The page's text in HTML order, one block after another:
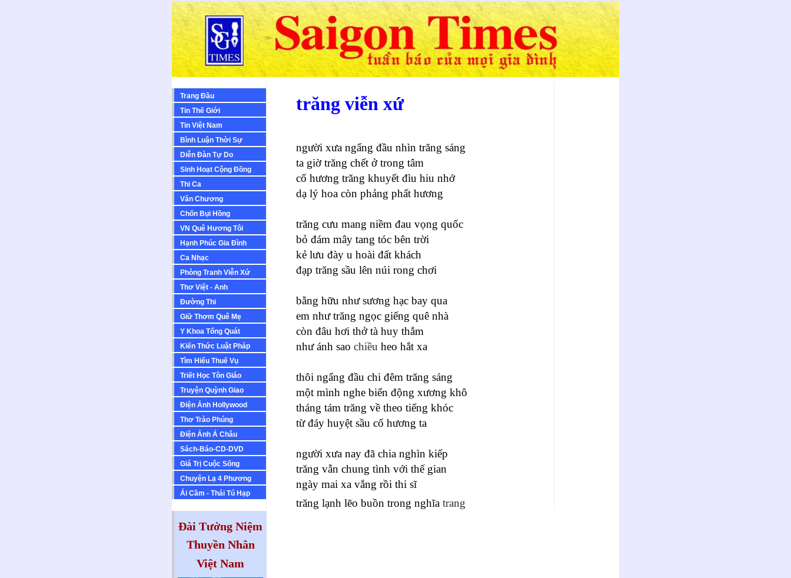
Trang Đầu
Tin Thế Giới
Tin Việt Nam
Bình Luận Thời Sự
Diễn Ðàn Tự Do
Sinh Hoạt Cộng Ðồng
Thi Ca
Văn Chương
Chốn Bụi Hồng
VN Quê Hương Tôi
Hạnh Phúc Gia Đình
Ca Nhạc
Phòng Tranh Viễn Xứ
Thơ Việt - Anh
Ðường Thi
Giữ Thơm Quê Mẹ
Y Khoa Tổng Quát
Kiến Thức Luật Pháp
Tìm Hiểu Thuế Vụ
Triết Học Tôn Giáo
Truyện Quỳnh Giao
Ðiện Ảnh Hollywood
Thơ Trào Phúng
Ðiện Ảnh Á Châu
Sách-Báo-CD-DVD
Giá Trị Cuộc Sống
Chuyện Lạ 4 Phương
Ái Cầm - Thái Tú Hạp
Đài Tưởng Niệm
Thuyền Nhân
Việt Nam
trăng viễn xứ
người xưa ngẩng đầu nhìn trăng sáng
ta giờ trăng chết ở trong tâm
cố hương trăng khuyết đìu hiu nhớ
dạ lý hoa còn phảng phất hương
trăng cưu mang niềm đau vọng quốc
bỏ đám mây tang tóc bên trời
kẻ lưu đày u hoài đất khách
đạp trăng sầu lên núi rong chơi
bằng hữu như sương hạc bay qua
em như trăng ngọc giếng quê nhà
còn đâu hơi thở tà huy thắm
như ánh sao chiều heo hắt xa
thôi ngẩng đầu chi đêm trăng sáng
một mình nghe biển động xương khô
tháng tám trăng về theo tiếng khóc
từ đáy huyệt sầu cố hương ta
người xưa nay đã chia nghìn kiếp
trăng vẫn chung tình với thế gian
ngày mai xa vắng rồi thi sĩ
trăng lạnh lẽo buồn trong nghĩa trang